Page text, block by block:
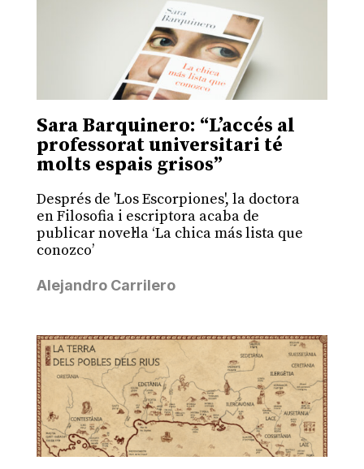
Sara Barquinero: “L’accés al
professorat universitari té
molts espais grisos”
Després de 'Los Escorpiones', la doctora
en Filosofia i escriptora acaba de
publicar novel·la ‘La chica más lista que
conozco’
Alejandro Carrilero